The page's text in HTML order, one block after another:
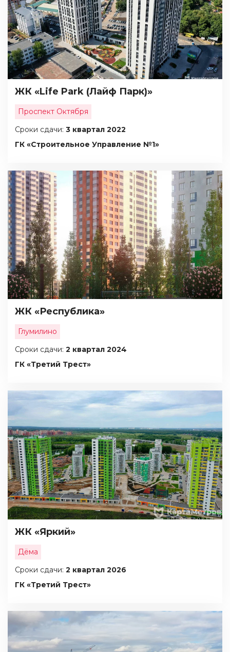
ЖК «Life Park (Лайф Парк)»
Проспект Октября
Сроки сдачи: 3 квартал 2022
ГК «Строительное Управление №1»
ЖК «Республика»
Глумилино
Сроки сдачи: 2 квартал 2024
ГК «Третий Трест»
ЖК «Яркий»
Дёма
Сроки сдачи: 2 квартал 2026
ГК «Третий Трест»